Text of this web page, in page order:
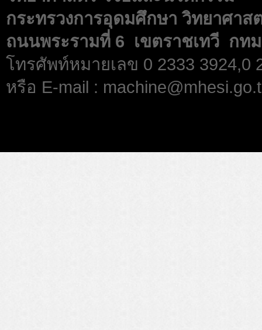
กระทรวงการอุดมศึกษา วิทยาศาส
ถนนพระรามที่ 6 เขตราชเทวี กทม
โทรศัพท์หมายเลข 0 2333 3924,0
หรือ E-mail :